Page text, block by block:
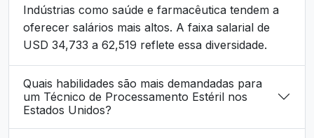
Indústrias como saúde e farmacêutica tendem a
oferecer salários mais altos. A faixa salarial de
USD 34,733 a 62,519 reflete essa diversidade.
Quais habilidades são mais demandadas para
um Técnico de Processamento Estéril nos
Estados Unidos?